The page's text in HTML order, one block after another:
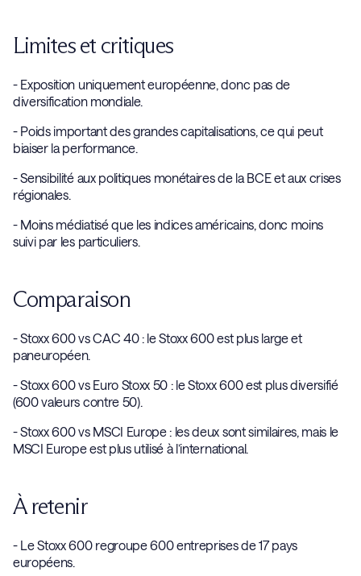
Limites et critiques
- Exposition uniquement européenne, donc pas de
diversification mondiale.
- Poids important des grandes capitalisations, ce qui peut
biaiser la performance.
- Sensibilité aux politiques monétaires de la BCE et aux crises
régionales.
- Moins médiatisé que les indices américains, donc moins
suivi par les particuliers.
Comparaison
- Stoxx 600 vs CAC 40 : le Stoxx 600 est plus large et
paneuropéen.
- Stoxx 600 vs Euro Stoxx 50 : le Stoxx 600 est plus diversifié
(600 valeurs contre 50).
- Stoxx 600 vs MSCI Europe : les deux sont similaires, mais le
MSCI Europe est plus utilisé à l’international.
À retenir
- Le Stoxx 600 regroupe 600 entreprises de 17 pays
européens.